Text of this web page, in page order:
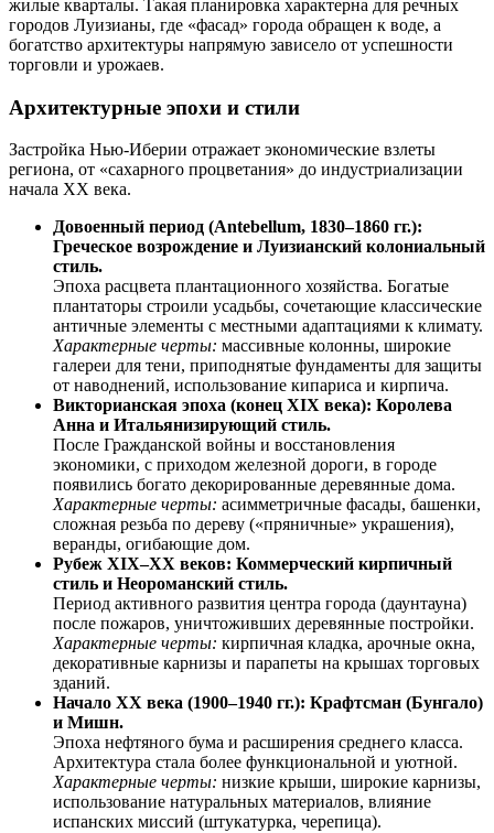
жилые кварталы. Такая планировка характерна для речных
городов Луизианы, где «фасад» города обращен к воде, а
богатство архитектуры напрямую зависело от успешности
торговли и урожаев.
Архитектурные эпохи и стили
Застройка Нью-Иберии отражает экономические взлеты
региона, от «сахарного процветания» до индустриализации
начала XX века.
Довоенный период (Antebellum, 1830–1860 гг.):
Греческое возрождение и Луизианский колониальный
стиль.
Эпоха расцвета плантационного хозяйства. Богатые
плантаторы строили усадьбы, сочетающие классические
античные элементы с местными адаптациями к климату.
Характерные черты: массивные колонны, широкие
галереи для тени, приподнятые фундаменты для защиты
от наводнений, использование кипариса и кирпича.
Викторианская эпоха (конец XIX века): Королева
Анна и Итальянизирующий стиль.
После Гражданской войны и восстановления
экономики, с приходом железной дороги, в городе
появились богато декорированные деревянные дома.
Характерные черты: асимметричные фасады, башенки,
сложная резьба по дереву («пряничные» украшения),
веранды, огибающие дом.
Рубеж XIX–XX веков: Коммерческий кирпичный
стиль и Неороманский стиль.
Период активного развития центра города (даунтауна)
после пожаров, уничтоживших деревянные постройки.
Характерные черты: кирпичная кладка, арочные окна,
декоративные карнизы и парапеты на крышах торговых
зданий.
Начало XX века (1900–1940 гг.): Крафтсман (Бунгало)
и Мишн.
Эпоха нефтяного бума и расширения среднего класса.
Архитектура стала более функциональной и уютной.
Характерные черты: низкие крыши, широкие карнизы,
использование натуральных материалов, влияние
испанских миссий (штукатурка, черепица).